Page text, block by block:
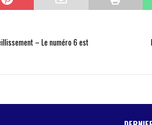
– Le numéro 6 est